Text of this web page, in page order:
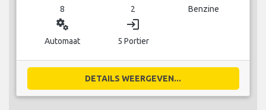
8 2 Benzine
miscellaneous_services
Automaat
login
5 Portier
DETAILS WEERGEVEN...